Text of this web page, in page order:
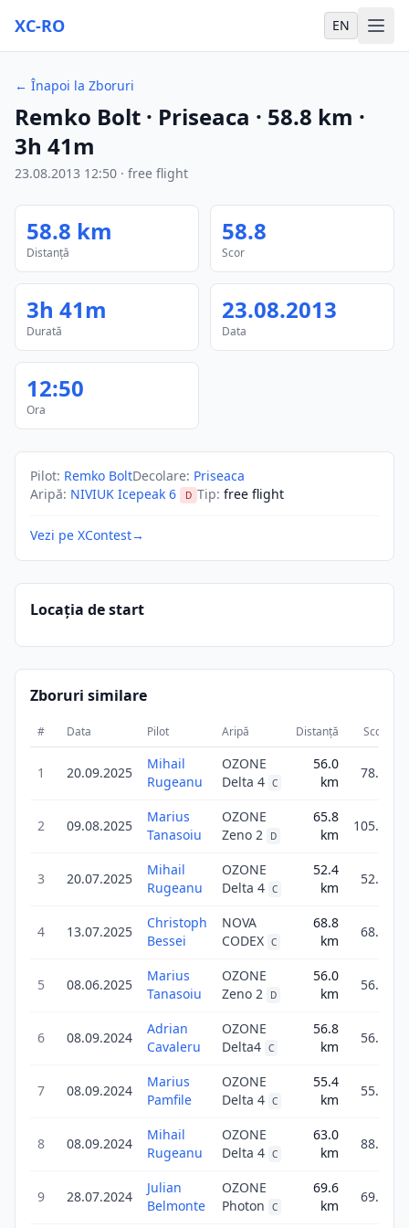
XC-RO EN
← Înapoi la Zboruri
Remko Bolt · Priseaca · 58.8 km ·
3h 41m
23.08.2013 12:50 · free flight
58.8 km
Distanță
58.8
Scor
3h 41m
Durată
23.08.2013
Data
12:50
Ora
Pilot: Remko BoltDecolare: Priseaca
Aripă: NIVIUK Icepeak 6 D Tip: free flight
Vezi pe XContest→
Locația de start
Zboruri similare
# Data Pilot Aripă Distanță Scor
1 20.09.2025
Mihail
Rugeanu
OZONE
Delta 4 C
56.0
km
78.4
2 09.08.2025
Marius
Tanasoiu
OZONE
Zeno 2
D
65.8
km
105.3
3 20.07.2025
Mihail
Rugeanu
OZONE
Delta 4 C
52.4
km
52.4
4 13.07.2025
Christoph
Bessei
NOVA
CODEX C
68.8
km
68.8
5 08.06.2025
Marius
Tanasoiu
OZONE
Zeno 2
D
56.0
km
56.0
6 08.09.2024
Adrian
Cavaleru
OZONE
Delta4 C
56.8
km
56.8
7 08.09.2024
Marius
Pamfile
OZONE
Delta 4 C
55.4
km
55.4
8 08.09.2024
Mihail
Rugeanu
OZONE
Delta 4 C
63.0
km
88.3
9 28.07.2024
Julian
Belmonte
OZONE
Photon
C
69.6
km
69.6